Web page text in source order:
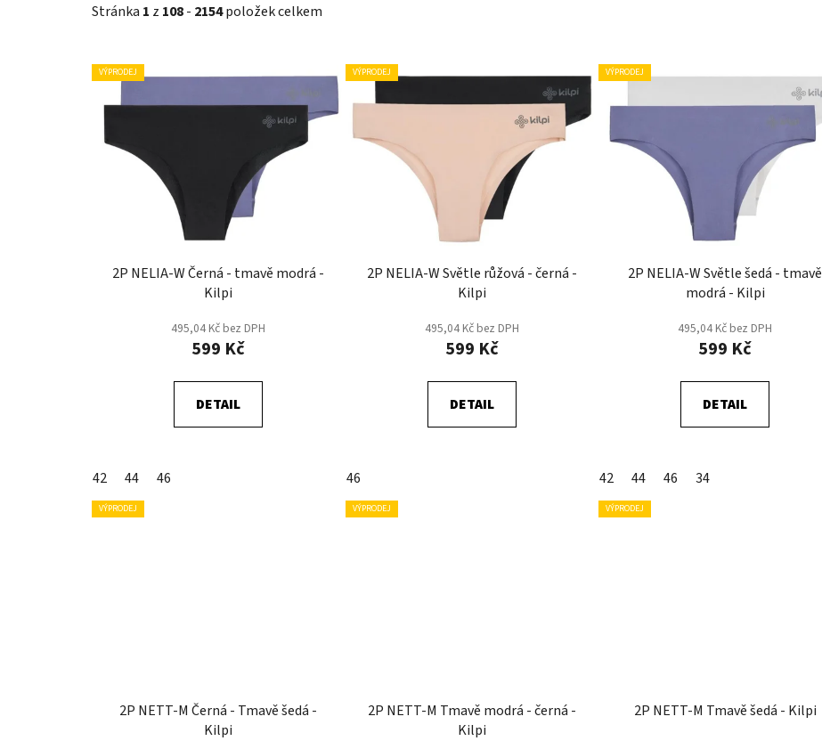
Stránka 1 z 108- 2154položek celkem
V
ý
VÝPRODEJ
2P NELIA-W Černá - tmavě modrá -
Kilpi
495,04 Kč bez DPH
599 Kč
DETAIL
42 44 46
VÝPRODEJ
2P NELIA-W Světle růžová - černá -
Kilpi
495,04 Kč bez DPH
599 Kč
DETAIL
46
VÝPRODEJ
2P NELIA-W Světle šedá - tmavě
modrá - Kilpi
495,04 Kč bez DPH
599 Kč
DETAIL
42 44 46 34
VÝPRODEJ
2P NETT-M Černá - Tmavě šedá -
Kilpi
VÝPRODEJ
2P NETT-M Tmavě modrá - černá -
Kilpi
VÝPRODEJ
2P NETT-M Tmavě šedá - Kilpi